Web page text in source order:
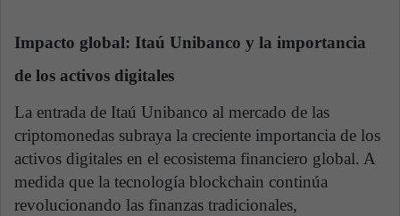
Impacto global: Itaú Unibanco y la importancia
de los activos digitales
La entrada de Itaú Unibanco al mercado de las
criptomonedas subraya la creciente importancia de los
activos digitales en el ecosistema financiero global. A
medida que la tecnología blockchain continúa
revolucionando las finanzas tradicionales,